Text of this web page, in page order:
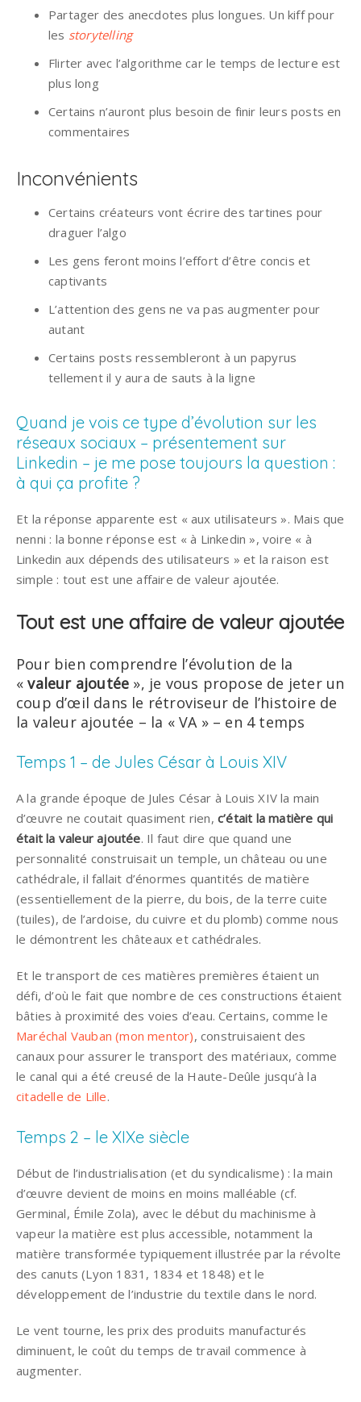
Partager des anecdotes plus longues. Un kiff pour
les storytelling
Flirter avec l’algorithme car le temps de lecture est
plus long
Certains n’auront plus besoin de finir leurs posts en
commentaires
Inconvénients
Certains créateurs vont écrire des tartines pour
draguer l’algo
Les gens feront moins l’effort d’être concis et
captivants
L’attention des gens ne va pas augmenter pour
autant
Certains posts ressembleront à un papyrus
tellement il y aura de sauts à la ligne
Quand je vois ce type d’évolution sur les
réseaux sociaux – présentement sur
Linkedin – je me pose toujours la question :
à qui ça profite ?
Et la réponse apparente est « aux utilisateurs ». Mais que
nenni : la bonne réponse est « à Linkedin », voire « à
Linkedin aux dépends des utilisateurs » et la raison est
simple : tout est une affaire de valeur ajoutée.
Tout est une affaire de valeur ajoutée
Pour bien comprendre l’évolution de la
«valeur ajoutée », je vous propose de jeter un
coup d’œil dans le rétroviseur de l’histoire de
la valeur ajoutée – la « VA » – en 4 temps
Temps 1 – de Jules César à Louis XIV
A la grande époque de Jules César à Louis XIV la main
d’œuvre ne coutait quasiment rien, c’était la matière qui
était la valeur ajoutée. Il faut dire que quand une
personnalité construisait un temple, un château ou une
cathédrale, il fallait d’énormes quantités de matière
(essentiellement de la pierre, du bois, de la terre cuite
(tuiles), de l’ardoise, du cuivre et du plomb) comme nous
le démontrent les châteaux et cathédrales.
Et le transport de ces matières premières étaient un
défi, d’où le fait que nombre de ces constructions étaient
bâties à proximité des voies d’eau. Certains, comme le
Maréchal Vauban (mon mentor), construisaient des
canaux pour assurer le transport des matériaux, comme
le canal qui a été creusé de la Haute-Deûle jusqu’à la
citadelle de Lille.
Temps 2 – le XIXe siècle
Début de l’industrialisation (et du syndicalisme) : la main
d’œuvre devient de moins en moins malléable (cf.
Germinal, Émile Zola), avec le début du machinisme à
vapeur la matière est plus accessible, notamment la
matière transformée typiquement illustrée par la révolte
des canuts (Lyon 1831, 1834 et 1848) et le
développement de l’industrie du textile dans le nord.
Le vent tourne, les prix des produits manufacturés
diminuent, le coût du temps de travail commence à
augmenter.